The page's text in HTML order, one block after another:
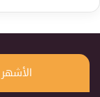
الأشهر